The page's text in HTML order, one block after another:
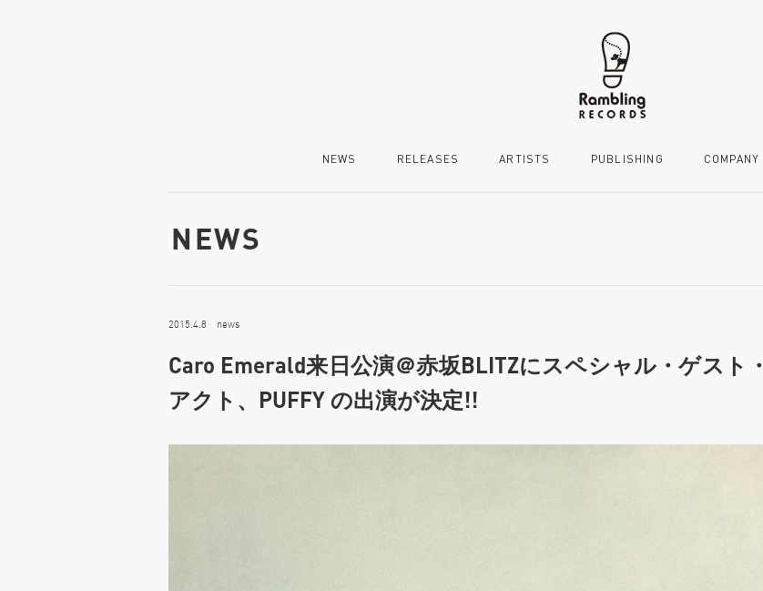
NEWS RELEASES ARTISTS PUBLISHING COMPANY
NEWS
2015.4.8 news
Caro Emerald来日公演＠赤坂BLITZにスペシャル・ゲスト・
アクト、PUFFY の出演が決定!!